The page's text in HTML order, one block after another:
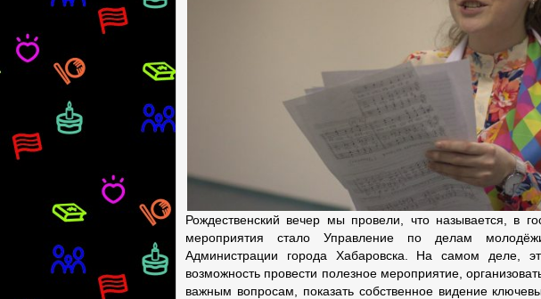
Рождественский вечер мы провели, что называется, в
мероприятия стало Управление по делам
Администрации города Хабаровска. На самом деле,
возможность провести полезное мероприятие,
важным вопросам, показать собственное видение